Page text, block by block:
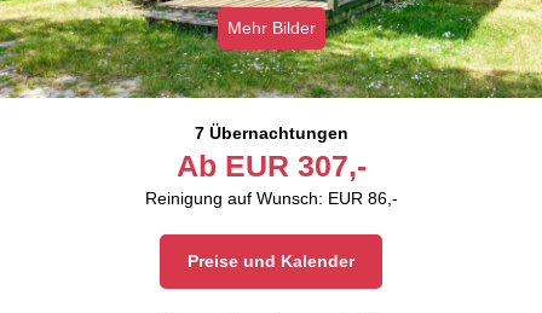
Mehr Bilder
7 Übernachtungen
Ab EUR 307,-
Reinigung auf Wunsch: EUR 86,-
Preise und Kalender